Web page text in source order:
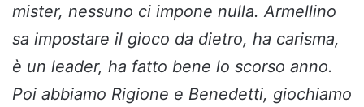
mister, nessuno ci impone nulla. Armellino
sa impostare il gioco da dietro, ha carisma,
è un leader, ha fatto bene lo scorso anno.
Poi abbiamo Rigione e Benedetti, giochiamo